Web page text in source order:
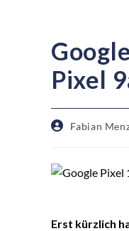
Pixel
Fabian
Erst kürzlich